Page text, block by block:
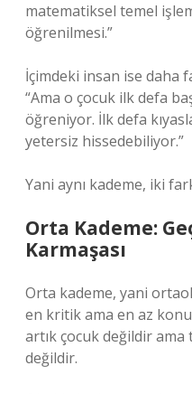
matematiksel temel
öğrenilmesi.”
İçimdeki insan ise daha
“Ama o çocuk ilk defa
öğreniyor. İlk defa
yetersiz hissedebiliyor.”
Yani aynı kademe, iki
Orta Kademe:
Karmaşası
Orta kademe, yani
en kritik ama en az
artık çocuk değildir ama
değildir.